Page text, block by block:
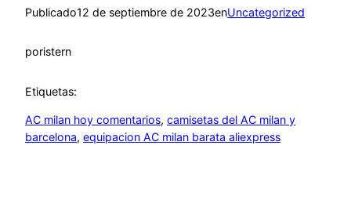
Publicado12 de septiembre de 2023enUncategorized
poristern
Etiquetas:
AC milan hoy comentarios, camisetas del AC milan y
barcelona, equipacion AC milan barata aliexpress